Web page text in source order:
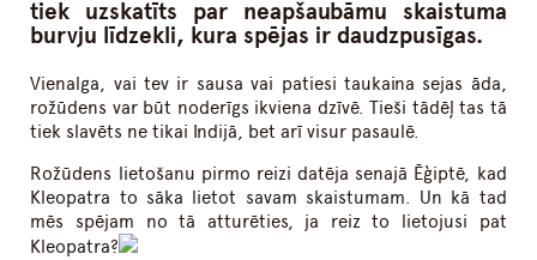
tiek uzskatīts par neapšaubāmu skaistuma
burvju līdzekli, kura spējas ir daudzpusīgas.
Vienalga, vai tev ir sausa vai patiesi taukaina sejas āda,
rožūdens var būt noderīgs ikviena dzīvē. Tieši tādēļ tas tā
tiek slavēts ne tikai Indijā, bet arī visur pasaulē.
Rožūdens lietošanu pirmo reizi datēja senajā Ēģiptē, kad
Kleopatra to sāka lietot savam skaistumam. Un kā tad
mēs spējam no tā atturēties, ja reiz to lietojusi pat
Kleopatra?